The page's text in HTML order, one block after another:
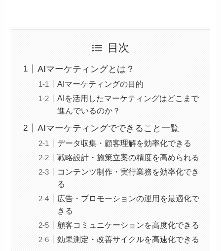
目次
AIマーケティングとは？
AIマーケティングの目的
AIを活用したマーケティングはどこまで
進んでいるのか？
AIマーケティングでできること一覧
データ収集・顧客理解を効率化できる
戦略設計・施策立案の精度を高められる
コンテンツ制作・実行業務を効率化でき
る
広告・プロモーションの運用を最適化で
きる
顧客コミュニケーションを高度化できる
効果測定・改善サイクルを高速化できる